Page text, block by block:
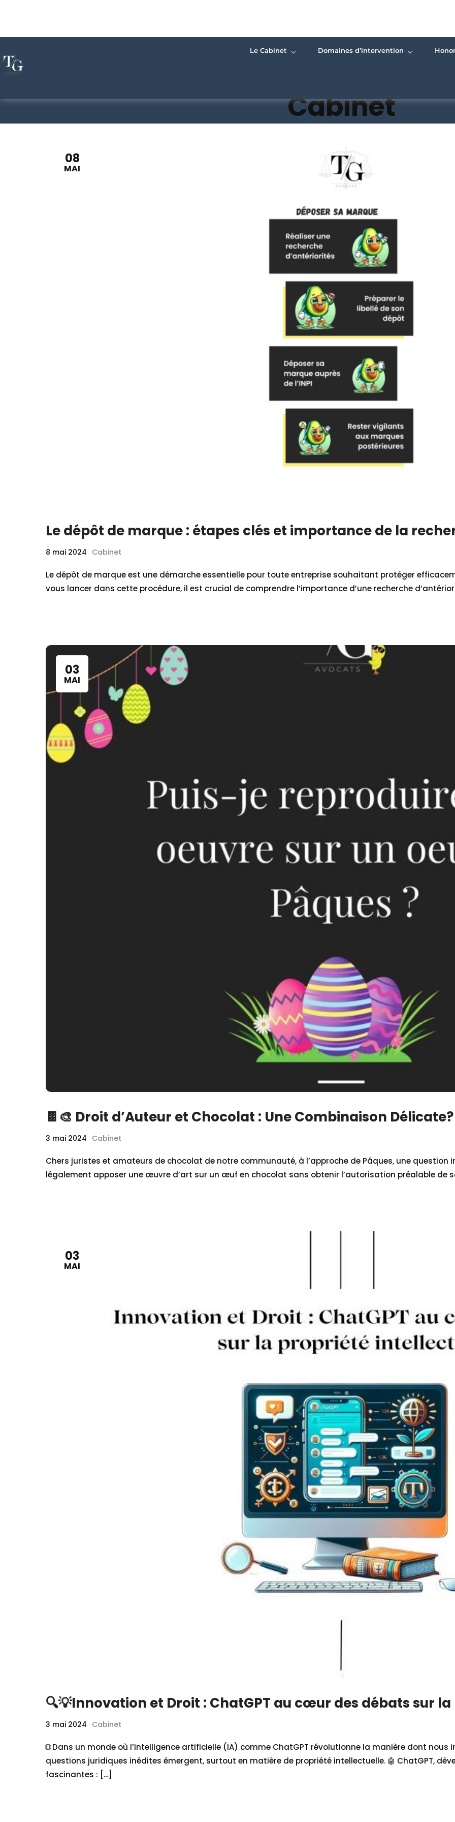
Cabinet
08
MAI
Le dépôt de marque : étapes clés et importance de la
8 mai 2024 Cabinet
Le dépôt de marque est une démarche essentielle pour toute entreprise souhaitant protéger
vous lancer dans cette procédure, il est crucial de comprendre l’importance d’une recherche
03
MAI
🍫🎨 Droit d’Auteur et Chocolat : Une Combinaison
3 mai 2024 Cabinet
Chers juristes et amateurs de chocolat de notre communauté, à l’approche de Pâques, une
légalement apposer une œuvre d’art sur un œuf en chocolat sans obtenir l’autorisation préalable de
03
MAI
🔍💡Innovation et Droit : ChatGPT au cœur des débats sur
3 mai 2024 Cabinet
🌐 Dans un monde où l’intelligence artificielle (IA) comme ChatGPT révolutionne la manière dont
questions juridiques inédites émergent, surtout en matière de propriété intellectuelle. 🤖 ChatGPT,
fascinantes : […]